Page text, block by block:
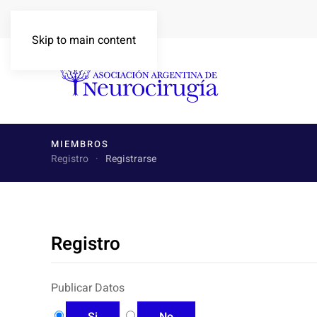
Skip to main content
MIEMBROS
Registro Registrarse
Registro
Publicar Datos